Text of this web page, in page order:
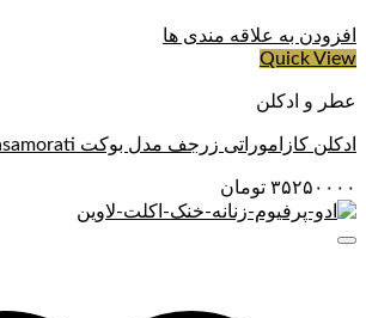
افزودن به علاقه مندی ها
Quick View
عطر و ادکلن
ادکلن کازاموراتی زرجف مدل بوکت Xerjoff Casamorati اورجینال
۳۵۲۵۰۰۰۰ تومان